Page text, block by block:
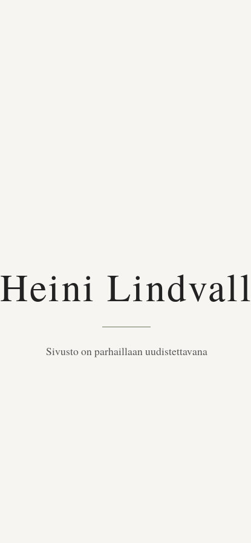
Heini Lindvall
Sivusto on parhaillaan uudistettavana